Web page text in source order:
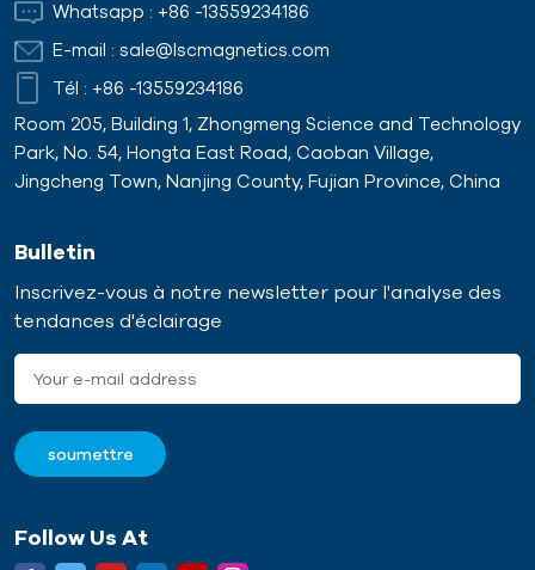
Whatsapp : +86 -13559234186
E-mail : sale@lscmagnetics.com
Tél : +86 -13559234186
Room 205, Building 1, Zhongmeng Science and Technology
Park, No. 54, Hongta East Road, Caoban Village,
Jingcheng Town, Nanjing County, Fujian Province, China
Bulletin
Inscrivez-vous à notre newsletter pour l'analyse des
tendances d'éclairage
Follow Us At